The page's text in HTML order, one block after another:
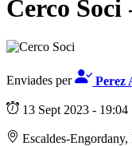
Cerco Soci
Enviades per
13 Sept 2023 - 19:04
Escaldes-